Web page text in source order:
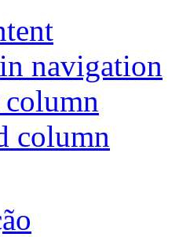
navigation
column